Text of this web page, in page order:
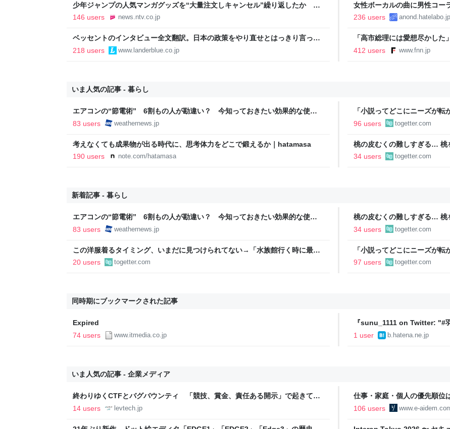
少年ジャンプの人気マンガグッズを“大量注文しキャンセル”繰り返したか 女
逮捕 総額43億円以上（2026年8月6日掲載）｜日テレNEWS NNN
146 users news.ntv.co.jp
女性ボーカルの曲に男性コー
236 users
anond.hatelabo.jp
ベッセントのインタビュー全文翻訳。日本の政策をやり直せとはっきり言って
いる
218 users www.landerblue.co.jp
「高市総理には愛想尽かし
以下に…肥料代や燃料代は高
412 users www.fnn.jp
いま人気の記事 - 暮らし
エアコンの“節電術” 6割もの人が勘違い？ 今知っておきたい効果的な使用
法 - ウェザーニュース
83 users weathernews.jp
「小説ってどこにニーズが
結婚』のド直球ざまあ系シン
96 users togetter.com
考えなくても成果物が出る時代に、思考体力をどこで鍛えるか｜hatamasa
190 users
note.com/hatamasa
桃の皮むくの難しすぎる… 桃
ばいけるとのことでやってみ
ドバイスが寄せられる
34 users togetter.com
新着記事 - 暮らし
エアコンの“節電術” 6割もの人が勘違い？ 今知っておきたい効果的な使用
法 - ウェザーニュース
83 users weathernews.jp
桃の皮むくの難しすぎる… 桃
ばいけるとのことでやってみ
34 users togetter.com
この洋服着るタイミング、いまだに見つけられてない→「水族館行く時に最
適」「これで…授業参観に出ました」
20 users togetter.com
「小説ってどこにニーズが
結婚』のド直球ざまあ系シン
97 users togetter.com
同時期にブックマークされた記事
Expired
74 users
www.itmedia.co.jp
『sunu_1111 on Twitter: "#
１０.５６点で首位に（2016
SP） @sunu_1111 より -
1 user b.hatena.ne.jp
いま人気の記事 - 企業メディア
終わりゆくCTFとバグバウンティ 「競技、賞金、責任ある開示」で起きてい
ること【フォーカス】 - レバテックLAB
14 users levtech.jp
仕事・家庭・個人の優先順位
の自分に伝えたいこと - りっ
106 users www.e-